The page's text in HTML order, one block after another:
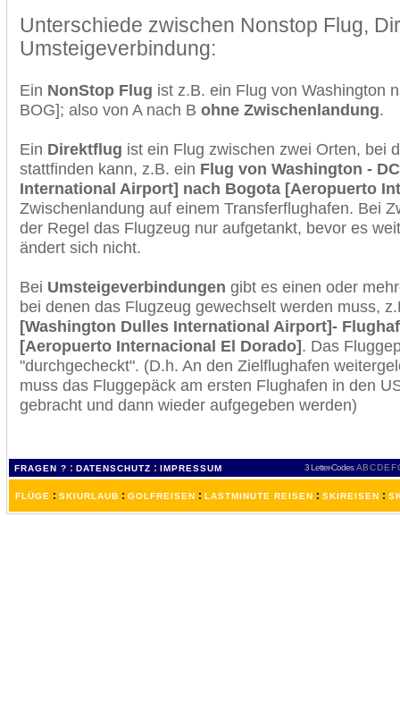
Unterschiede zwischen Nonstop Flug,
Umsteigeverbindung:
Ein NonStop Flug ist z.B. ein Flug von Washington
BOG]; also von A nach B ohne Zwischenlandung.
Ein Direktflug ist ein Flug zwischen zwei Orten, bei
stattfinden kann, z.B. ein Flug von Washington -
International Airport] nach Bogota [Aeropuerto
Zwischenlandung auf einem Transferflughafen. Bei
der Regel das Flugzeug nur aufgetankt, bevor es
ändert sich nicht.
Bei Umsteigeverbindungen gibt es einen oder
bei denen das Flugzeug gewechselt werden muss,
[Washington Dulles International Airport]-
[Aeropuerto Internacional El Dorado]. Das
"durchgecheckt". (D.h. An den Zielflughafen
muss das Fluggepäck am ersten Flughafen in den
gebracht und dann wieder aufgegeben werden)
FRAGEN ? : DATENSCHUTZ : IMPRESSUM 3 Letter-Codes ABCDEF
FLÜGE : SKIURLAUB : GOLFREISEN : LASTMINUTE REISEN : SKIREISEN :